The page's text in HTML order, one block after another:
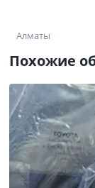
Алматы
Похожие